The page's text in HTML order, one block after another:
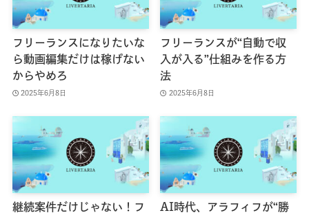
フリーランスになりたいな
ら動画編集だけは稼げない
からやめろ
2025年6月8日
フリーランスが“自動で収
入が入る”仕組みを作る方
法
2025年6月8日
継続案件だけじゃない！フ
AI時代、アラフィフが“勝